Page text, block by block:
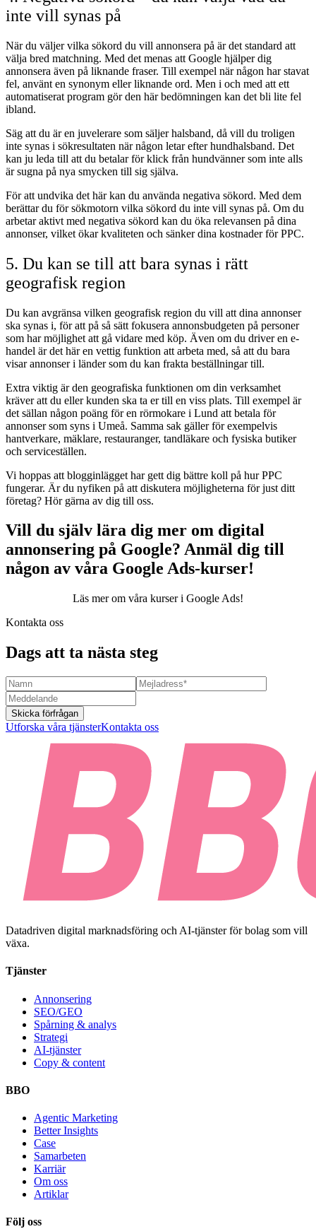
inte vill synas på
När du väljer vilka sökord du vill annonsera på är det standard att
välja bred matchning. Med det menas att Google hjälper dig
annonsera även på liknande fraser. Till exempel när någon har stavat
fel, använt en synonym eller liknande ord. Men i och med att ett
automatiserat program gör den här bedömningen kan det bli lite fel
ibland.
Säg att du är en juvelerare som säljer halsband, då vill du troligen
inte synas i sökresultaten när någon letar efter hundhalsband. Det
kan ju leda till att du betalar för klick från hundvänner som inte alls
är sugna på nya smycken till sig själva.
För att undvika det här kan du använda negativa sökord. Med dem
berättar du för sökmotorn vilka sökord du inte vill synas på. Om du
arbetar aktivt med negativa sökord kan du öka relevansen på dina
annonser, vilket ökar kvaliteten och sänker dina kostnader för PPC.
5. Du kan se till att bara synas i rätt
geografisk region
Du kan avgränsa vilken geografisk region du vill att dina annonser
ska synas i, för att på så sätt fokusera annonsbudgeten på personer
som har möjlighet att gå vidare med köp. Även om du driver en e-
handel är det här en vettig funktion att arbeta med, så att du bara
visar annonser i länder som du kan frakta beställningar till.
Extra viktig är den geografiska funktionen om din verksamhet
kräver att du eller kunden ska ta er till en viss plats. Till exempel är
det sällan någon poäng för en rörmokare i Lund att betala för
annonser som syns i Umeå. Samma sak gäller för exempelvis
hantverkare, mäklare, restauranger, tandläkare och fysiska butiker
och serviceställen.
Vi hoppas att blogginlägget har gett dig bättre koll på hur PPC
fungerar. Är du nyfiken på att diskutera möjligheterna för just ditt
företag? Hör gärna av dig till oss.
Vill du själv lära dig mer om digital
annonsering på Google? Anmäl dig till
någon av våra Google Ads-kurser!
Läs mer om våra kurser i Google Ads!
Kontakta oss
Dags att ta nästa steg
Skicka förfrågan
Utforska våra tjänsterKontakta oss
Datadriven digital marknadsföring och AI-tjänster för bolag som vill
växa.
Tjänster
Annonsering
SEO/GEO
Spårning & analys
Strategi
AI-tjänster
Copy & content
BBO
Agentic Marketing
Better Insights
Case
Samarbeten
Karriär
Om oss
Artiklar
Följ oss